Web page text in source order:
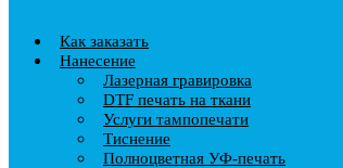
Как заказать
Нанесение
Лазерная гравировка
DTF печать на ткани
Услуги тампопечати
Тиснение
Полноцветная УФ-печать